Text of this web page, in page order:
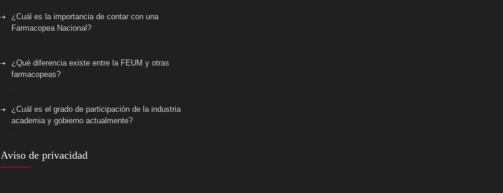
¿Cuál es la importancia de contar con una
Farmacopea Nacional?
¿Qué diferencia existe entre la FEUM y otras
farmacopeas?
¿Cuál es el grado de participación de la industria,
academia y gobierno actualmente?
¿Cómo elaborar una monografía?
Aviso de privacidad